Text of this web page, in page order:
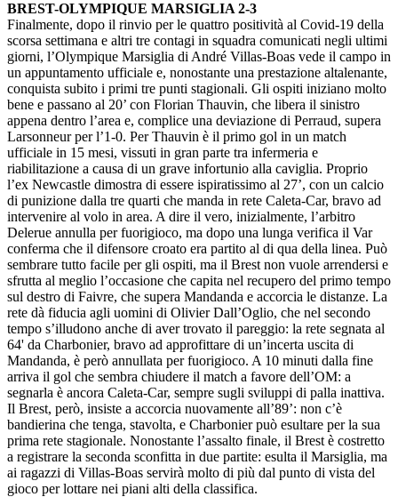
BREST-OLYMPIQUE MARSIGLIA 2-3
Finalmente, dopo il rinvio per le quattro positività al Covid-19 della
scorsa settimana e altri tre contagi in squadra comunicati negli ultimi
giorni, l’Olympique Marsiglia di André Villas-Boas vede il campo in
un appuntamento ufficiale e, nonostante una prestazione altalenante,
conquista subito i primi tre punti stagionali. Gli ospiti iniziano molto
bene e passano al 20’ con Florian Thauvin, che libera il sinistro
appena dentro l’area e, complice una deviazione di Perraud, supera
Larsonneur per l’1-0. Per Thauvin è il primo gol in un match
ufficiale in 15 mesi, vissuti in gran parte tra infermeria e
riabilitazione a causa di un grave infortunio alla caviglia. Proprio
l’ex Newcastle dimostra di essere ispiratissimo al 27’, con un calcio
di punizione dalla tre quarti che manda in rete Caleta-Car, bravo ad
intervenire al volo in area. A dire il vero, inizialmente, l’arbitro
Delerue annulla per fuorigioco, ma dopo una lunga verifica il Var
conferma che il difensore croato era partito al di qua della linea. Può
sembrare tutto facile per gli ospiti, ma il Brest non vuole arrendersi e
sfrutta al meglio l’occasione che capita nel recupero del primo tempo
sul destro di Faivre, che supera Mandanda e accorcia le distanze. La
rete dà fiducia agli uomini di Olivier Dall’Oglio, che nel secondo
tempo s’illudono anche di aver trovato il pareggio: la rete segnata al
64' da Charbonier, bravo ad approfittare di un’incerta uscita di
Mandanda, è però annullata per fuorigioco. A 10 minuti dalla fine
arriva il gol che sembra chiudere il match a favore dell’OM: a
segnarla è ancora Caleta-Car, sempre sugli sviluppi di palla inattiva.
Il Brest, però, insiste a accorcia nuovamente all’89’: non c’è
bandierina che tenga, stavolta, e Charbonier può esultare per la sua
prima rete stagionale. Nonostante l’assalto finale, il Brest è costretto
a registrare la seconda sconfitta in due partite: esulta il Marsiglia, ma
ai ragazzi di Villas-Boas servirà molto di più dal punto di vista del
gioco per lottare nei piani alti della classifica.